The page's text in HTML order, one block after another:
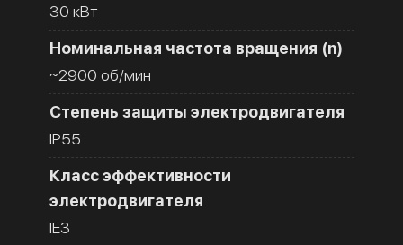
30 кВт
Номинальная частота вращения (n)
~2900 об/мин
Степень защиты электродвигателя
IP55
Класс эффективности
электродвигателя
IE3